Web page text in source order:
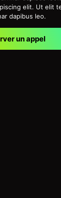
elit. Ut elit
dapibus leo.
un appel